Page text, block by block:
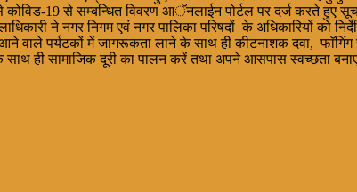
कोविड-19 से सम्बन्धित विवरण आॅनलाईन पोर्टल पर दर्ज करते हुए
ने नगर निगम एवं नगर पालिका परिषदों के अधिकारियों को
वाले पर्यटकों में जागरूकता लाने के साथ ही कीटनाशक दवा, फाॅगिंग
साथ ही सामाजिक दूरी का पालन करें तथा अपने आसपास स्वच्छता